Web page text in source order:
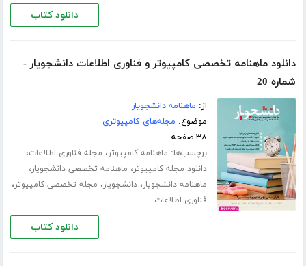
دانلود کتاب
دانلود ماهنامه تخصصی کامپیوتر و فناوری اطلاعات دانشجویار -
شماره 20
از: ماهنامه دانشجویار
موضوع: مجله‌های کامپیوتری
۳۸ صفحه
برچسب‌ها: ماهنامه کامپیوتر، مجله فناوری اطلاعات،
دانلود مجله کامپیوتر، ماهنامه تخصصی دانشجویار،
ماهنامه دانشجویار،دانشجویار، مجله تخصصی کامپیوتر،
فناوری اطلاعات
دانلود کتاب